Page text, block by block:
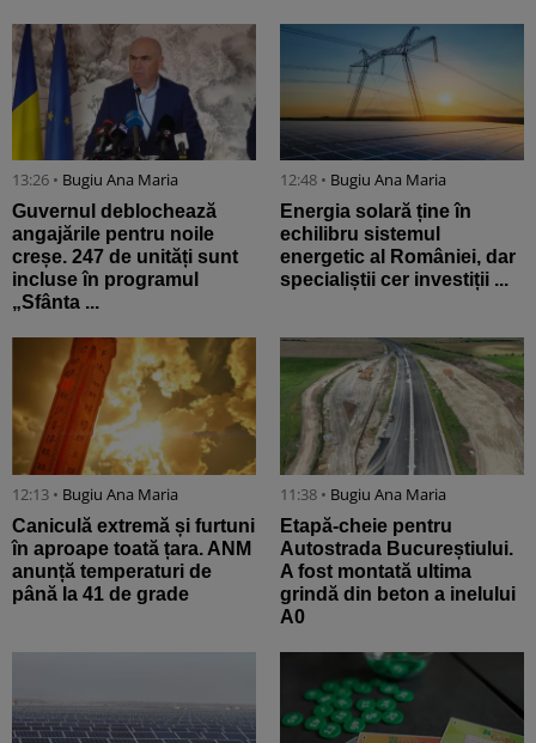
13:26 • Bugiu ⁠Ana Maria
Guvernul deblochează
angajările pentru noile
creșe. 247 de unități sunt
incluse în programul
„Sfânta ...
12:48 • Bugiu ⁠Ana Maria
Energia solară ține în
echilibru sistemul
energetic al României, dar
specialiștii cer investiții ...
12:13 • Bugiu ⁠Ana Maria
Caniculă extremă și furtuni
în aproape toată țara. ANM
anunță temperaturi de
până la 41 de grade
11:38 • Bugiu ⁠Ana Maria
Etapă-cheie pentru
Autostrada Bucureștiului.
A fost montată ultima
grindă din beton a inelului
A0